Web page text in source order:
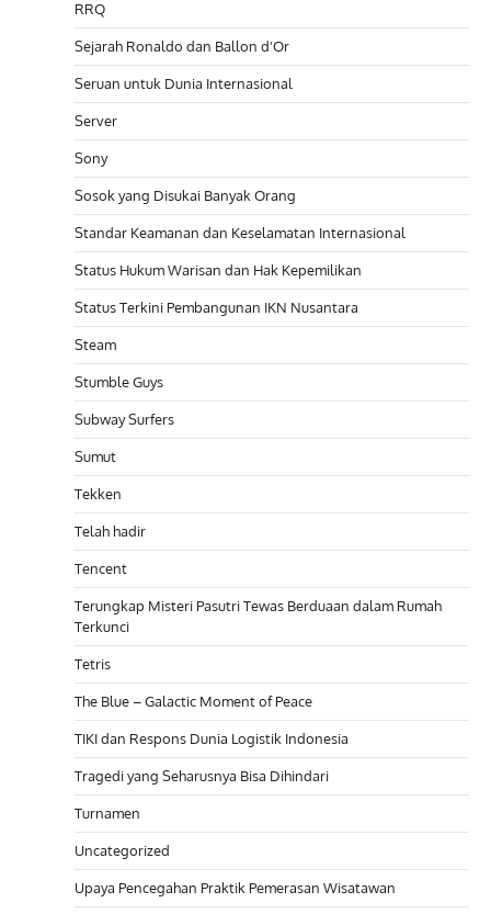
RRQ
Sejarah Ronaldo dan Ballon d'Or
Seruan untuk Dunia Internasional
Server
Sony
Sosok yang Disukai Banyak Orang
Standar Keamanan dan Keselamatan Internasional
Status Hukum Warisan dan Hak Kepemilikan
Status Terkini Pembangunan IKN Nusantara
Steam
Stumble Guys
Subway Surfers
Sumut
Tekken
Telah hadir
Tencent
Terungkap Misteri Pasutri Tewas Berduaan dalam Rumah
Terkunci
Tetris
The Blue – Galactic Moment of Peace
TIKI dan Respons Dunia Logistik Indonesia
Tragedi yang Seharusnya Bisa Dihindari
Turnamen
Uncategorized
Upaya Pencegahan Praktik Pemerasan Wisatawan